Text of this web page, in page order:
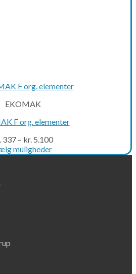
EKOMAK
F org. elementer
337 – kr. 5.100
muligheder
This